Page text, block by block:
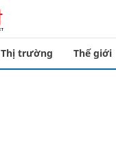
Thị trường Thế giới